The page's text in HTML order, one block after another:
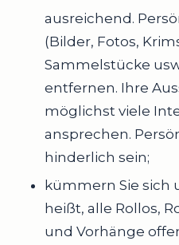
ausreichend.
(Bilder, Fotos,
Sammelstücke
entfernen. Ihre
möglichst viele
ansprechen.
hinderlich sein;
kümmern Sie sich
heißt, alle Rollos,
und Vorhänge